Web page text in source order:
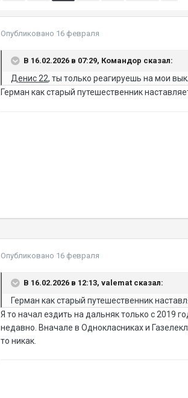
Опубликовано 16 февраля
В 16.02.2026 в 07:29, Командор сказал:
Денис 22, ты только реагируешь на мои
Герман как старый путешественник
Опубликовано 16 февраля
В 16.02.2026 в 12:13, valemat сказал:
Герман как старый путешественник
Я то начал ездить на дальняк только с 2019
недавно. Вначале в Однокласниках и
то никак.